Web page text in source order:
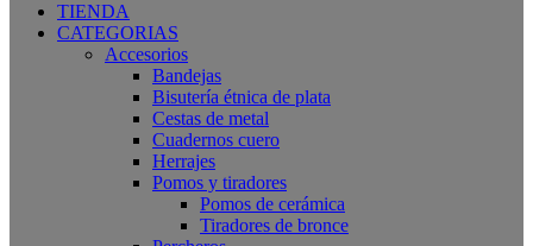
TIENDA
CATEGORIAS
Accesorios
Bandejas
Bisutería étnica de plata
Cestas de metal
Cuadernos cuero
Herrajes
Pomos y tiradores
Pomos de cerámica
Tiradores de bronce